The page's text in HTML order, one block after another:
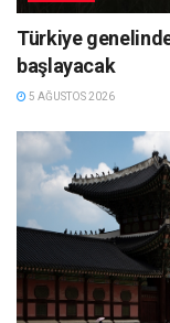
Türkiye
başlayacak
5 AĞUSTOS 2026